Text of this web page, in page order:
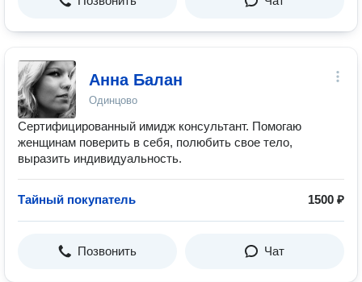
Анна Балан
Одинцово
Сертифицированный имидж консультант. Помогаю
женщинам поверить в себя, полюбить свое тело,
выразить индивидуальность.
Тайный покупатель 1500 ₽
Позвонить Чат